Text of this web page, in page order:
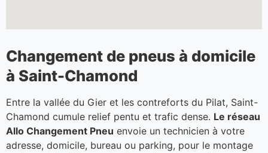
Changement de pneus à domicile
à Saint-Chamond
Entre la vallée du Gier et les contreforts du Pilat, Saint-
Chamond cumule relief pentu et trafic dense. Le réseau
Allo Changement Pneu envoie un technicien à votre
adresse, domicile, bureau ou parking, pour le montage